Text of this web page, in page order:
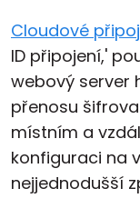
Cloudové
ID připojení,'
webový server
přenosu
místním a
konfiguraci na
nejjednodušší